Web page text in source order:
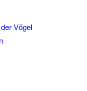
Vögel